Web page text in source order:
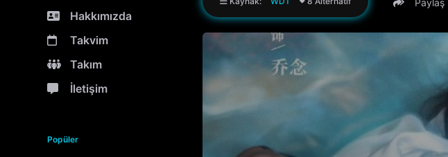
Hakkımızda
Takvim
Takım
İletişim
Popüler